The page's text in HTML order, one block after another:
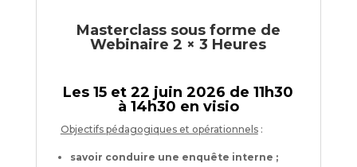
Masterclass sous forme de
Webinaire 2 × 3 Heures
Les 15 et 22 juin 2026 de 11h30
à 14h30 en visio
Objectifs pédagogiques et opérationnels:
savoir conduire une enquête interne ;